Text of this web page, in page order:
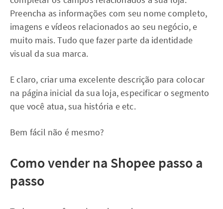
Preencha as informações com seu nome completo,
imagens e vídeos relacionados ao seu negócio, e
muito mais. Tudo que fazer parte da identidade
visual da sua marca.
E claro, criar uma excelente descrição para colocar
na página inicial da sua loja, especificar o segmento
que você atua, sua história e etc.
Bem fácil não é mesmo?
Como vender na Shopee passo a
passo